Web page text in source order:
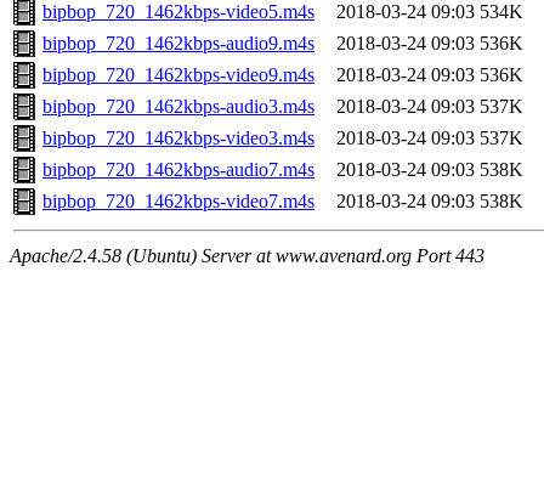
bipbop_720_1462kbps-video5.m4s
2018-03-24 09:03 534K
bipbop_720_1462kbps-audio9.m4s
2018-03-24 09:03 536K
bipbop_720_1462kbps-video9.m4s
2018-03-24 09:03 536K
bipbop_720_1462kbps-audio3.m4s
2018-03-24 09:03 537K
bipbop_720_1462kbps-video3.m4s
2018-03-24 09:03 537K
bipbop_720_1462kbps-audio7.m4s
2018-03-24 09:03 538K
bipbop_720_1462kbps-video7.m4s
2018-03-24 09:03 538K
Apache/2.4.58 (Ubuntu) Server at www.avenard.org Port 443